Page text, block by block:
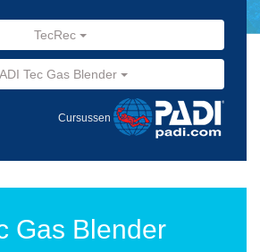
TecRec
Tec Gas Blender
Cursussen
Gas Blender